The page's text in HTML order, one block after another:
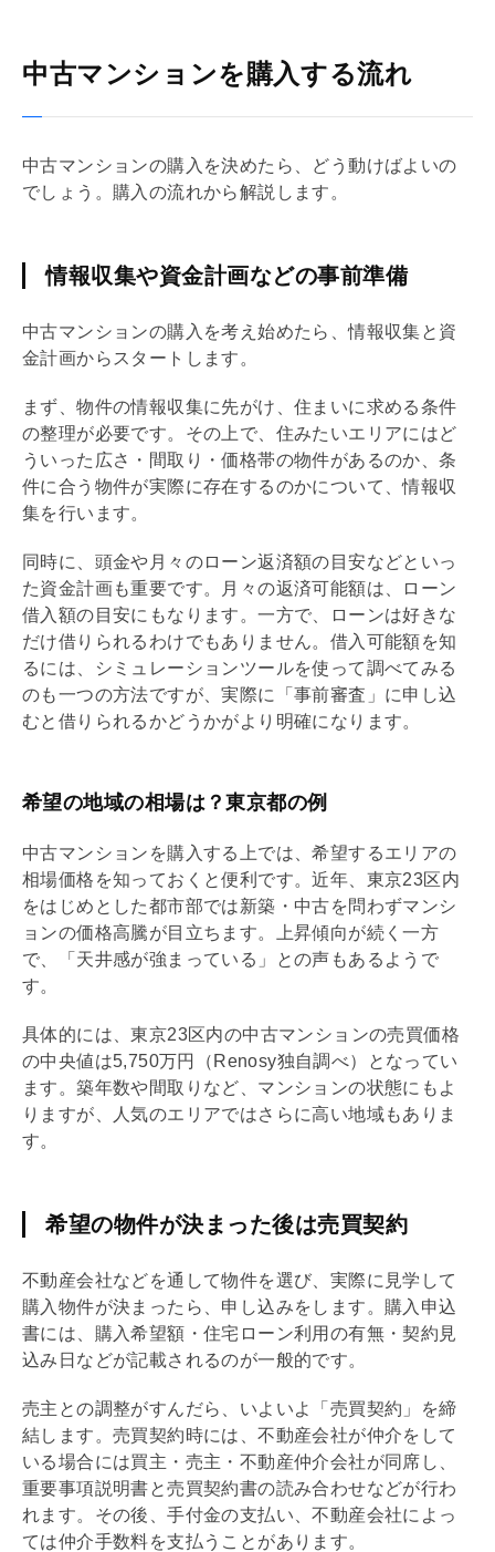
中古マンションを購入する流れ
中古マンションの購入を決めたら、どう動けばよいの
でしょう。購入の流れから解説します。
情報収集や資金計画などの事前準備
中古マンションの購入を考え始めたら、情報収集と資
金計画からスタートします。
まず、物件の情報収集に先がけ、住まいに求める条件
の整理が必要です。その上で、住みたいエリアにはど
ういった広さ・間取り・価格帯の物件があるのか、条
件に合う物件が実際に存在するのかについて、情報収
集を行います。
同時に、頭金や月々のローン返済額の目安などといっ
た資金計画も重要です。月々の返済可能額は、ローン
借入額の目安にもなります。一方で、ローンは好きな
だけ借りられるわけでもありません。借入可能額を知
るには、シミュレーションツールを使って調べてみる
のも一つの方法ですが、実際に「事前審査」に申し込
むと借りられるかどうかがより明確になります。
希望の地域の相場は？東京都の例
中古マンションを購入する上では、希望するエリアの
相場価格を知っておくと便利です。近年、東京23区内
をはじめとした都市部では新築・中古を問わずマンシ
ョンの価格高騰が目立ちます。上昇傾向が続く一方
で、「天井感が強まっている」との声もあるようで
す。
具体的には、東京23区内の中古マンションの売買価格
の中央値は5,750万円（Renosy独自調べ）となってい
ます。築年数や間取りなど、マンションの状態にもよ
りますが、人気のエリアではさらに高い地域もありま
す。
希望の物件が決まった後は売買契約
不動産会社などを通して物件を選び、実際に見学して
購入物件が決まったら、申し込みをします。購入申込
書には、購入希望額・ 住宅ローン利用の有無・契約見
込み日などが記載されるのが一般的です。
売主との調整がすんだら、いよいよ「 売買契約 」を締
結します。 売買契約時には、不動産会社が仲介をして
いる場合には買主・売主・不動産仲介会社が同席し、
重要事項説明書と売買契約書の読み合わせなどが行わ
れます。その後、手付金の支払い、不動産会社によっ
ては仲介手数料を支払うことがあります。